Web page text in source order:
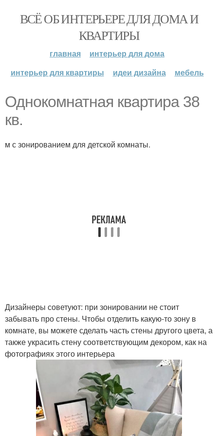
ВСЁ ОБ ИНТЕРЬЕРЕ ДЛЯ ДОМА И
КВАРТИРЫ
главная
интерьер для дома
интерьер для квартиры
идеи дизайна мебель
Однокомнатная квартира 38
кв.
м с зонированием для детской комнаты.
Дизайнеры советуют: при зонировании не стоит
забывать про стены. Чтобы отделить какую-то зону в
комнате, вы можете сделать часть стены другого цвета, а
также украсить стену соответствующим декором, как на
фотографиях этого интерьера